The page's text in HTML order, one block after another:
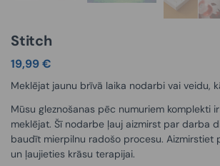
Stitch
19,99€
Meklējat jaunu brīvā laika nodarbi vai veidu,
Mūsu gleznošanas pēc numuriem komplekti
meklējat. Šī nodarbe ļauj aizmirst par darba
baudīt mierpilnu radošo procesu. Aizmirstiet
un ļaujieties krāsu terapijai.